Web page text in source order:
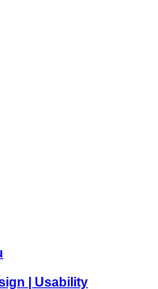
| Usability